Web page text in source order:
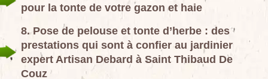
pour la tonte de votre gazon et haie
8. Pose de pelouse et tonte d’herbe : des
prestations qui sont à confier au jardinier
expert Artisan Debard à Saint Thibaud De
Couz